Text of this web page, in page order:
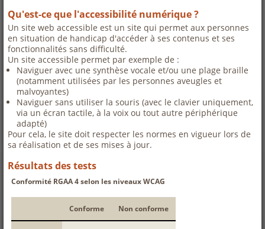
Qu'est-ce que l'accessibilité numérique ?
Un site web accessible est un site qui permet aux personnes
en situation de handicap d'accéder à ses contenus et ses
fonctionnalités sans difficulté.
Un site accessible permet par exemple de :
Naviguer avec une synthèse vocale et/ou une plage braille
(notamment utilisées par les personnes aveugles et
malvoyantes)
Naviguer sans utiliser la souris (avec le clavier uniquement,
via un écran tactile, à la voix ou tout autre périphérique
adapté)
Pour cela, le site doit respecter les normes en vigueur lors de
sa réalisation et de ses mises à jour.
Résultats des tests
Conformité RGAA 4 selon les niveaux WCAG
Conforme Non conforme